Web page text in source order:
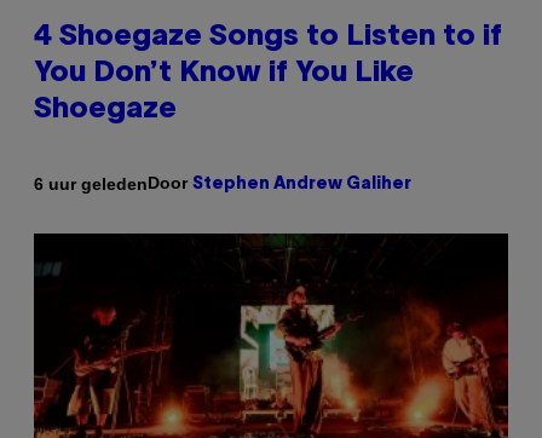
4 Shoegaze Songs to Listen to if
You Don’t Know if You Like
Shoegaze
6 uur geledenDoor Stephen Andrew Galiher